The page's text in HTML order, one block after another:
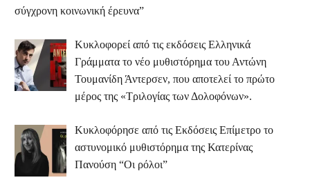
σύγχρονη κοινωνική έρευνα”
Κυκλοφορεί από τις εκδόσεις Ελληνικά
Γράμματα το νέο μυθιστόρημα του Αντώνη
Τουμανίδη Άντερσεν, που αποτελεί το πρώτο
μέρος της «Τριλογίας των Δολοφόνων».
Κυκλοφόρησε από τις Εκδόσεις Επίμετρο το
αστυνομικό μυθιστόρημα της Κατερίνας
Πανούση “Οι ρόλοι”